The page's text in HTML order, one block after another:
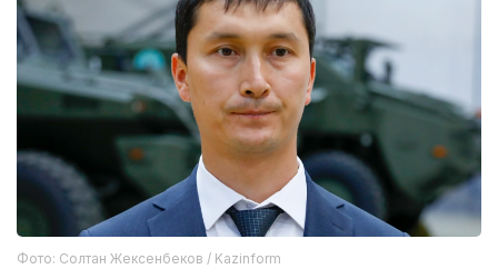
Фото: Солтан Жексенбеков / Kazinform